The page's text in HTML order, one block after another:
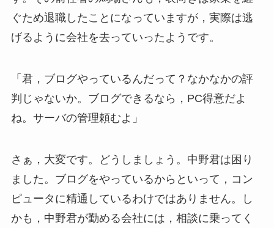
ぐため退職したことになっていますが，実際は逃
げるように会社を去っていったようです。
「君，ブログやっているんだって？なかなかの評
判じゃないか。ブログできるなら，PC得意だよ
ね。サーバの管理頼むよ」
さぁ，大変です。どうしましょう。中野君は困り
ました。ブログをやっているからといって，コン
ピュータに精通しているわけではありません。し
かも，中野君が勤める会社には，相談に乗ってく